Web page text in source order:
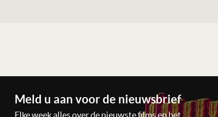
Meld u aan voor de nieuwsbrief
Elke week alles over de nieuwste films en het